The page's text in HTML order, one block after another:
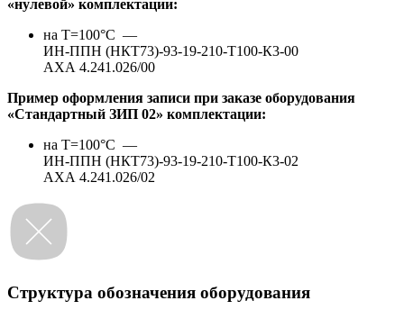
«нулевой» комплектации:
на Т=100°С —
ИН-ППН (НКТ73)-93-19-210-Т100-К3-00
АХА 4.241.026/00
Пример оформления записи при заказе оборудования
«Стандартный ЗИП 02» комплектации:
на Т=100°С —
ИН-ППН (НКТ73)-93-19-210-Т100-К3-02
АХА 4.241.026/02
Структура обозначения оборудования